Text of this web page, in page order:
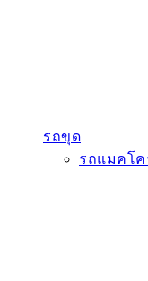
รถขุด
รถแมคโค